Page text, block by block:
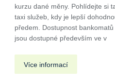
kurzu dané měny. Pohlídejte si
taxi služeb, kdy je lepší
předem. Dostupnost
jsou dostupné především ve v
Více informací